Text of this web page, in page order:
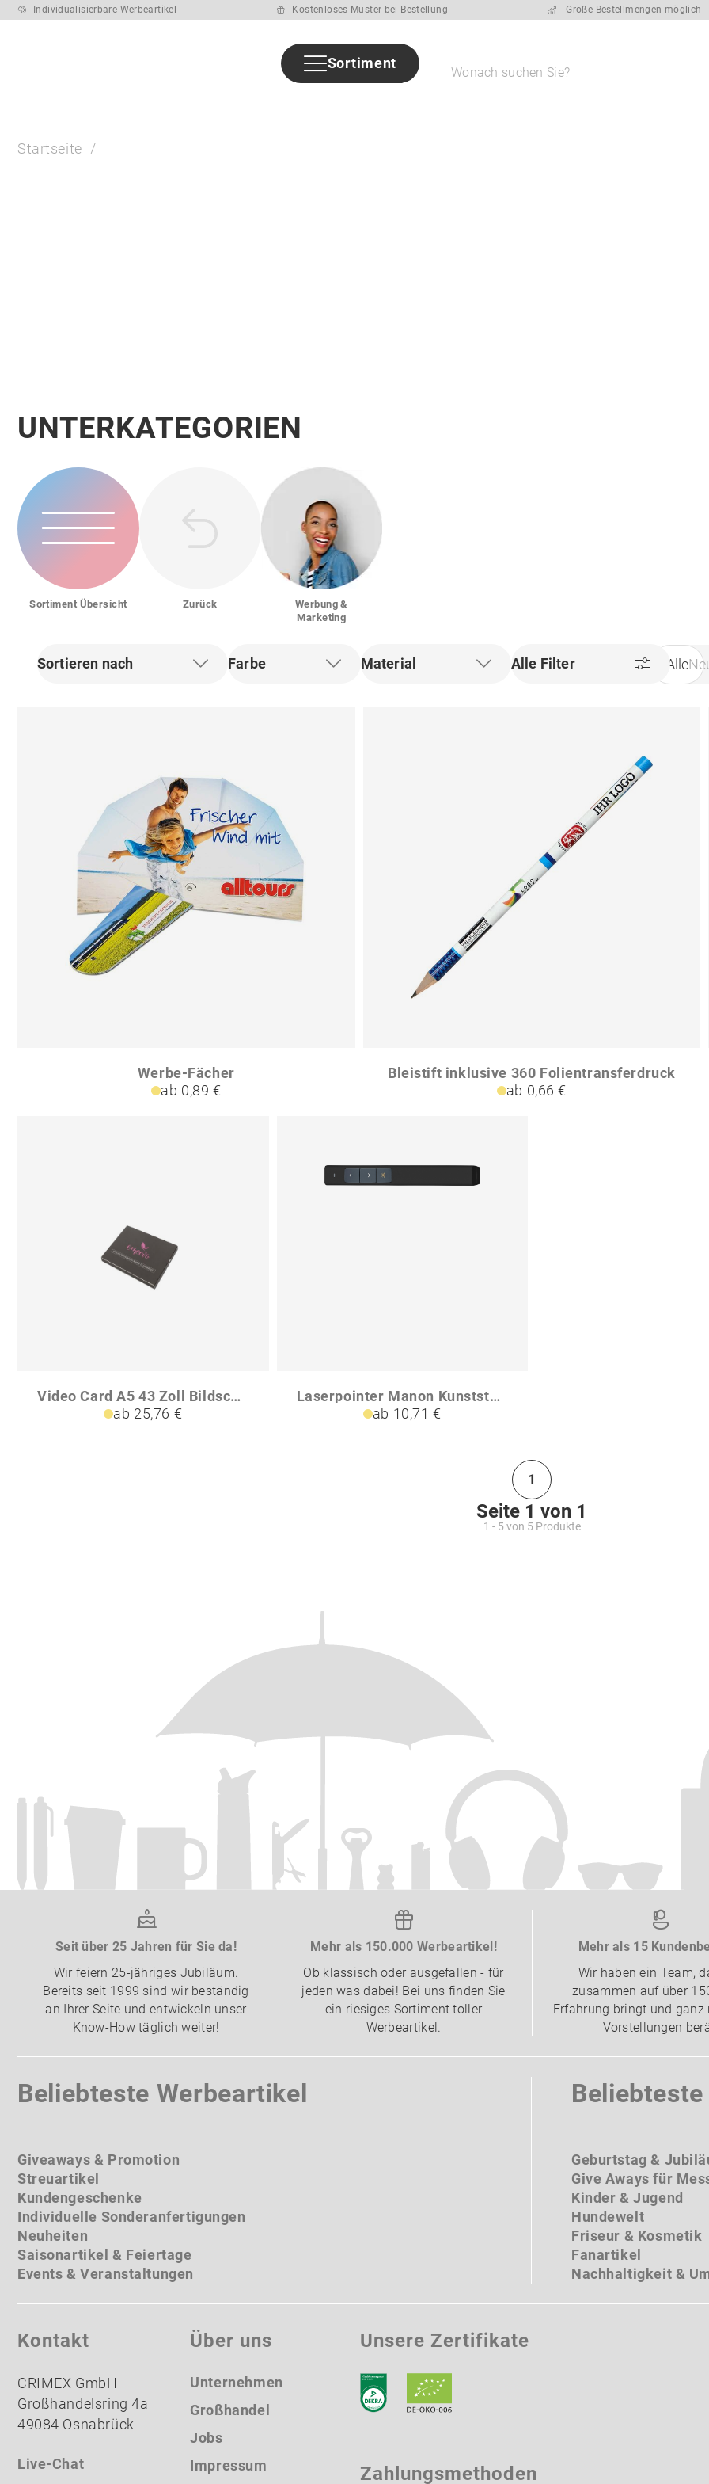
Individualisierbare Werbeartikel Kostenloses Muster bei Bestellung Große Bestellmengen möglich
Sortiment
Wonach suchen Sie?
Startseite
UNTERKATEGORIEN
Sortiment Übersicht Zurück
Werbung &
Marketing
Sortieren nach Farbe Material Alle Filter Alle
Werbe-Fächer
ab 0,89 €
Bleistift inklusive 360 Folientransferdruck
ab 0,66 €
Video Card A5 43 Zoll Bildschirm - Soft Cover
ab 25,76 €
Laserpointer Manon Kunststoff USB aufladbar
ab 10,71 €
1
Seite 1 von 1
1 - 5 von 5 Produkte
Seit über 25 Jahren für Sie da!
Wir feiern 25-jähriges Jubiläum.
Bereits seit 1999 sind wir beständig
an Ihrer Seite und entwickeln unser
Know-How täglich weiter!
Mehr als 150.000 Werbeartikel!
Ob klassisch oder ausgefallen - für
jeden was dabei! Bei uns finden Sie
ein riesiges Sortiment toller
Werbeartikel.
Mehr als 15
Wir haben ein Team,
zusammen auf über
Erfahrung bringt und ganz
Vorstellungen
Beliebteste Werbeartikel
Giveaways & Promotion
Streuartikel
Kundengeschenke
Individuelle Sonderanfertigungen
Neuheiten
Saisonartikel & Feiertage
Events & Veranstaltungen
Geburtstag &
Give Aways für
Kinder & Jugend
Hundewelt
Friseur & Kosmetik
Fanartikel
Nachhaltigkeit &
Kontakt
CRIMEX GmbH
Großhandelsring 4a
49084 Osnabrück
Live-Chat
Über uns
Unternehmen
Großhandel
Jobs
Impressum
Unsere Zertifikate
Zahlungsmethoden